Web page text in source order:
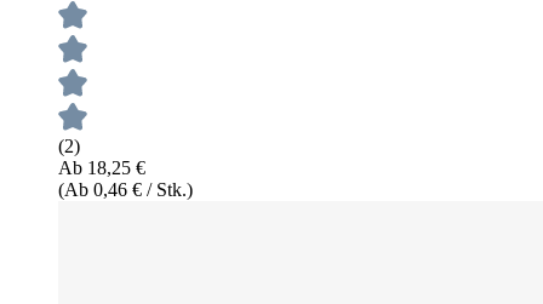
(2)
Ab 18,25 €
(Ab 0,46 € / Stk.)